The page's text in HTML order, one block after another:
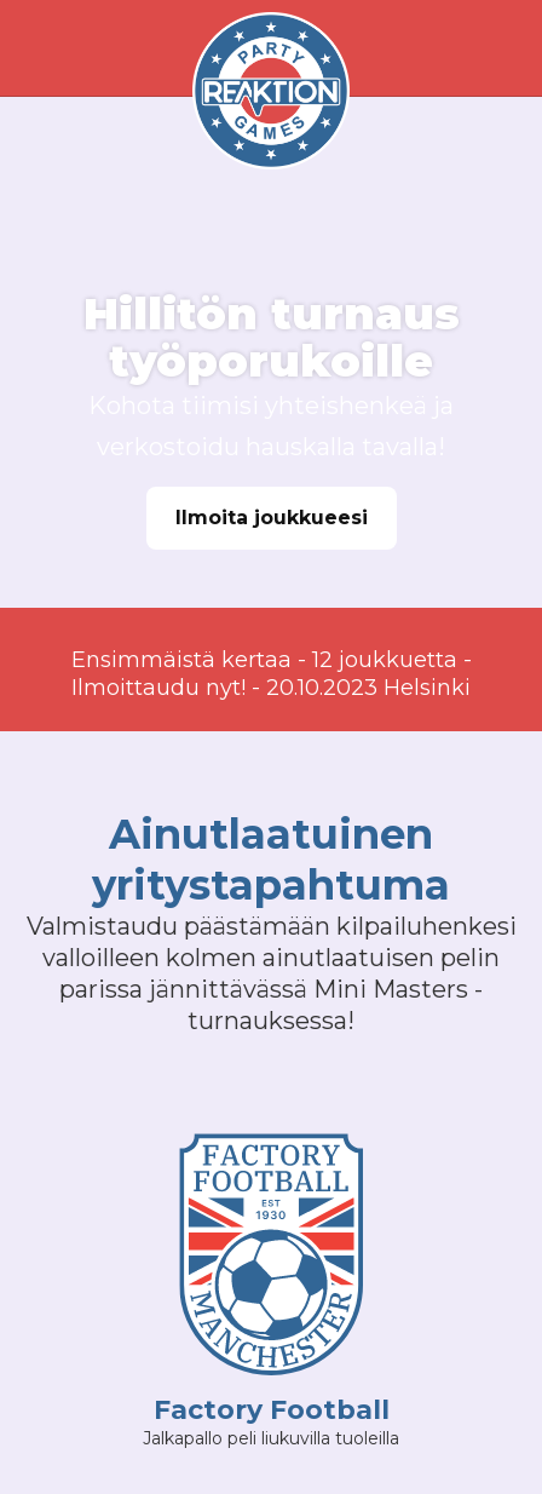
Hillitön turnaus
työporukoille
Ilmoita joukkueesi
Ensimmäistä kertaa - 12 joukkuetta -
Ilmoittaudu nyt! - 20.10.2023 Helsinki
Ainutlaatuinen
yritystapahtuma
Valmistaudu päästämään kilpailuhenkesi
valloilleen kolmen ainutlaatuisen pelin
parissa jännittävässä Mini Masters -
turnauksessa!
Factory Football
Jalkapallo peli liukuvilla tuoleilla